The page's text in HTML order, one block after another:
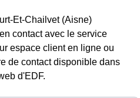
Et-Chailvet (Aisne)
contact avec le service
espace client en ligne ou
de contact disponible dans
d'EDF.